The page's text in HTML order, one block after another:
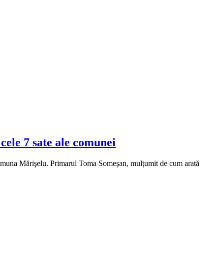
7 sate ale comunei
Mărişelu. Primarul Toma Someşan, mulţumit de cum arată